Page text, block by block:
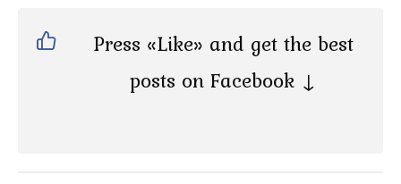
Press «Like» and get the best
posts on Facebook ↓